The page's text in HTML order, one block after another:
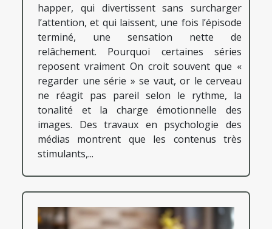
happer, qui divertissent sans surcharger
l’attention, et qui laissent, une fois l’épisode
terminé, une sensation nette de
relâchement. Pourquoi certaines séries
reposent vraiment On croit souvent que «
regarder une série » se vaut, or le cerveau
ne réagit pas pareil selon le rythme, la
tonalité et la charge émotionnelle des
images. Des travaux en psychologie des
médias montrent que les contenus très
stimulants,...